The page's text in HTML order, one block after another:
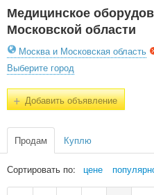
Медицинское
Московской области
Москва и Московская область
Выберите город
+Добавить объявление
Продам Куплю
Сортировать по: цене